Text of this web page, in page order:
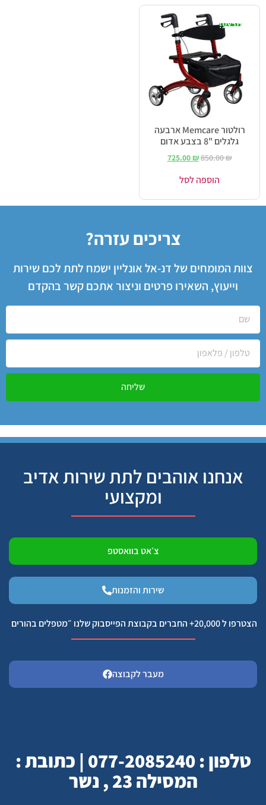
מבצע!
רולטור Memcare ארבעה
גלגלים "8 בצבע אדום
850.00₪
725.00₪
הוספה לסל
צריכים עזרה?
צוות המומחים של דנ-אל אונליין ישמח לתת לכם שירות
וייעוץ, השאירו פרטים וניצור אתכם קשר בהקדם
שליחה
אנחנו אוהבים לתת שירות אדיב
ומקצועי
צ׳אט בוואסטפ
שירות והזמנות
הצטרפו ל 20,000+ החברים בקבוצת הפייסבוק שלנו ״מטפלים בהורים
מעבר לקבוצה
טלפון : 077-2085240 | כתובת :
המסילה 23 , נשר